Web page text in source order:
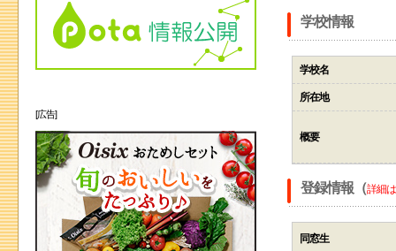
学校情報
学校名
所在地
概要
登録情報（詳細
同窓生
[広告]